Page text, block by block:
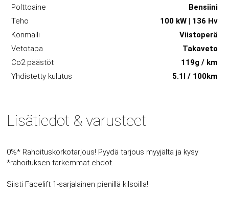
Polttoaine
Bensiini
Teho
100 kW | 136 Hv
Korimalli
Viistoperä
Vetotapa
Takaveto
Co2 päästöt
119g / km
Yhdistetty kulutus
5.1l / 100km
Lisätiedot & varusteet
0%* Rahoituskorkotarjous! Pyydä tarjous myyjältä ja kysy
*rahoituksen tarkemmat ehdot.
Siisti Facelift 1-sarjalainen pienillä kilsoilla!